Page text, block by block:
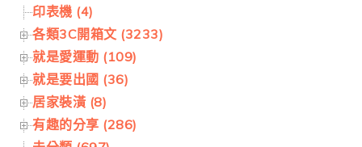
印表機 (4)
各類3C開箱文 (3233)
就是愛運動 (109)
就是要出國 (36)
居家裝潢 (8)
有趣的分享 (286)